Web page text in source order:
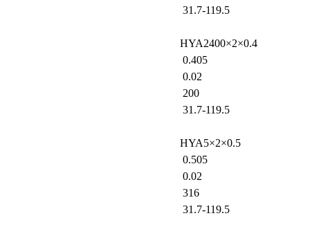
31.7-119.5
HYA2400×2×0.4
0.405
0.02
200
31.7-119.5
HYA5×2×0.5
0.505
0.02
316
31.7-119.5